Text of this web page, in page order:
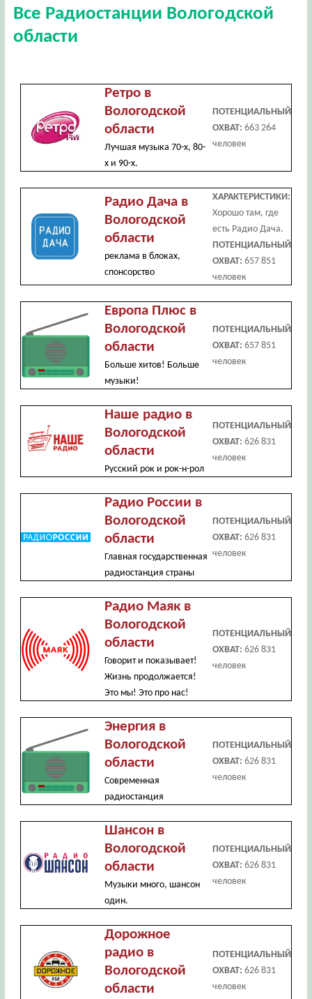
Все Радиостанции Вологодской
области
Ретро в
Вологодской
области
Лучшая музыка 70-х, 80-
х и 90-х.
ПОТЕНЦИАЛЬНЫЙ
ОХВАТ: 663 264
человек
Радио Дача в
Вологодской
области
реклама в блоках,
спонсорство
ХАРАКТЕРИСТИКИ:
Хорошо там, где
есть Радио Дача.
ПОТЕНЦИАЛЬНЫЙ
ОХВАТ: 657 851
человек
Европа Плюс в
Вологодской
области
Больше хитов! Больше
музыки!
ПОТЕНЦИАЛЬНЫЙ
ОХВАТ: 657 851
человек
Наше радио в
Вологодской
области
Русский рок и рок-н-рол
ПОТЕНЦИАЛЬНЫЙ
ОХВАТ: 626 831
человек
Радио России в
Вологодской
области
Главная государственная
радиостанция страны
ПОТЕНЦИАЛЬНЫЙ
ОХВАТ: 626 831
человек
Радио Маяк в
Вологодской
области
Говорит и показывает!
Жизнь продолжается!
Это мы! Это про нас!
ПОТЕНЦИАЛЬНЫЙ
ОХВАТ: 626 831
человек
Энергия в
Вологодской
области
Современная
радиостанция
ПОТЕНЦИАЛЬНЫЙ
ОХВАТ: 626 831
человек
Шансон в
Вологодской
области
Музыки много, шансон
один.
ПОТЕНЦИАЛЬНЫЙ
ОХВАТ: 626 831
человек
Дорожное
радио в
Вологодской
области
ПОТЕНЦИАЛЬНЫЙ
ОХВАТ: 626 831
человек